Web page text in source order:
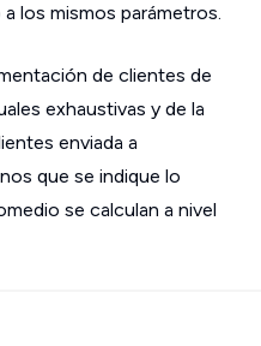
los mismos parámetros.
de clientes de
exhaustivas y de la
enviada a
que se indique lo
se calculan a nivel